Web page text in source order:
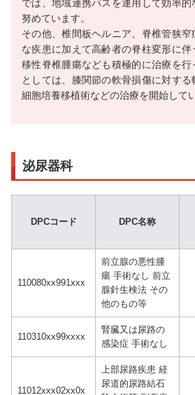
では、地域連携パスを運用して効率的
努めています。
その他、椎間板ヘルニア、脊椎管狭
な疾患に加えて高齢者の脊柱変形に
移性脊椎腫瘍なども積極的に治療を
としては、膝関節の軟骨損傷に対す
細胞培養移植術などの治療を開始して
泌尿器科
DPCコード DPC名称
110080xx991xxx
前立腺の悪性腫
瘍 手術なし 前立
腺針生検法 その
他のもの等
110310xx99xxxx
腎臓又は尿路の
感染症 手術なし
11012xxx02xx0x
上部尿路疾患 経
尿道的尿路結石